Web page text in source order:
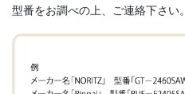
型番をお調べの上、ご連絡下さい。